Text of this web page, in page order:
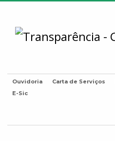
Ouvidoria Carta de Serviços
E-Sic